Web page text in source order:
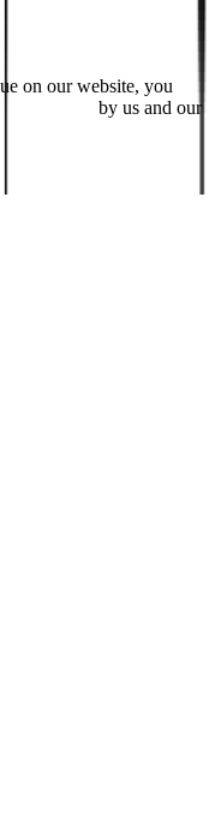
on our website, you
by us and our